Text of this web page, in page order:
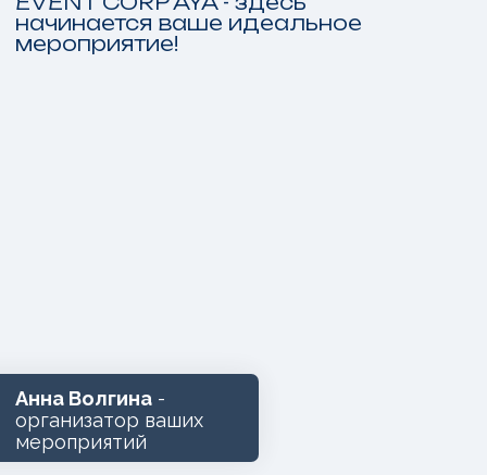
Полный цикл организации
Работаем